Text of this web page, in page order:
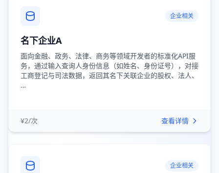
企业相关
名下企业A
面向金融、政务、法律、商务等领域开发者的标准化API服
务，通过输入查询人身份信息（如姓名、身份证号），对接
工商登记与司法数据，返回其名下关联企业的股权、法人、
…
¥2/次 查看详情
企业相关